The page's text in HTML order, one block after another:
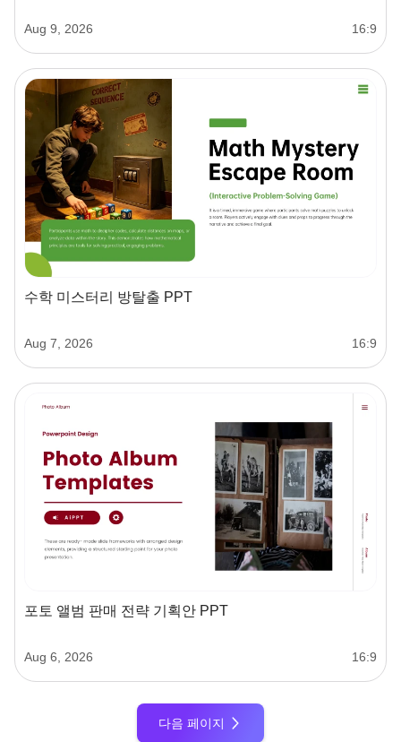
Aug 9, 2026 16:9
수학 미스터리 방탈출 PPT
Aug 7, 2026 16:9
포토 앨범 판매 전략 기획안 PPT
Aug 6, 2026 16:9
다음 페이지